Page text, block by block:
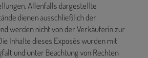
Allenfalls dargestellte
dienen ausschließlich der
werden nicht von der Verkäuferin zur
Inhalte dieses Exposéswurden mit
und unter Beachtung von Rechten